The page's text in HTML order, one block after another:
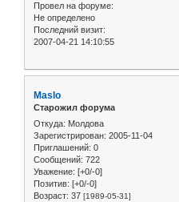
Провел на форуме:
Не определено
Последний визит:
2007-04-21 14:10:55
Maslo
Старожил форума
Откуда: Молдова
Зарегистрирован: 2005-11-04
Приглашений: 0
Сообщений: 722
Уважение: [+0/-0]
Позитив: [+0/-0]
Возраст: 37 [1989-05-31]